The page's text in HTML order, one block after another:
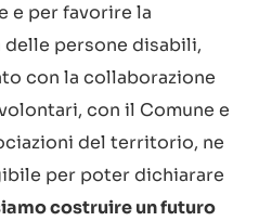
e per favorire la
persone disabili,
con la collaborazione
con il Comune e
del territorio, ne
per poter dichiarare
costruire un futuro